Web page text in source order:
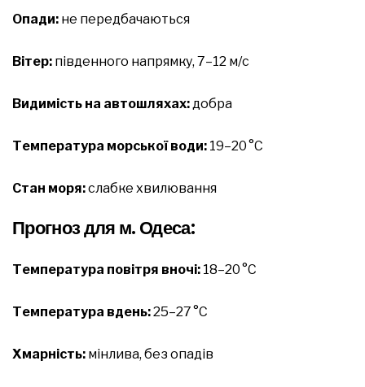
Опади: не передбачаються
Вітер: південного напрямку, 7–12 м/с
Видимість на автошляхах:добра
Температура морської води: 19–20 °C
Стан моря:слабке хвилювання
Прогноз для м. Одеса:
Температура повітря вночі: 18–20 °C
Температура вдень:25–27 °C
Хмарність: мінлива, без опадів